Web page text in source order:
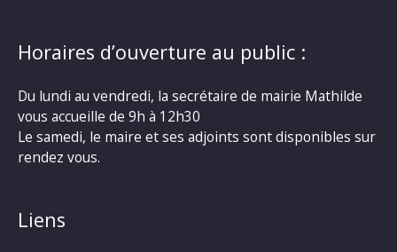
Horaires d’ouverture au public :
Du lundi au vendredi, la secrétaire de mairie Mathilde
vous accueille de 9h à 12h30
Le samedi, le maire et ses adjoints sont disponibles sur
rendez vous.
Liens